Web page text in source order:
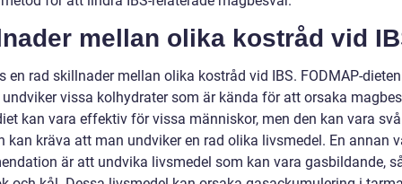
mellan olika kostråd vid
en rad skillnader mellan olika kostråd vid IBS. FODMAP-
vissa kolhydrater som är kända för att orsaka
kan vara effektiv för vissa människor, men den kan vara
kan kräva att man undviker en rad olika livsmedel. En annan
är att undvika livsmedel som kan vara gasbildande,